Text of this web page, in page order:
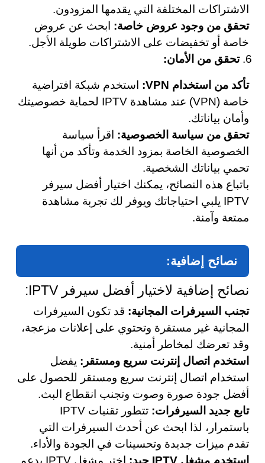
الاشتراكات المختلفة التي يقدمها المزودون.
تحقق من وجود عروض خاصة: ابحث عن عروض
خاصة أو تخفيضات على الاشتراكات طويلة الأجل.
تحقق من الأمان:
تأكد من استخدام VPN:
استخدم شبكة افتراضية
خاصة (VPN) عند مشاهدة IPTV لحماية خصوصيتك
وأمان بياناتك.
تحقق من سياسة الخصوصية: اقرأ سياسة
الخصوصية الخاصة بمزود الخدمة وتأكد من أنها
تحمي بياناتك الشخصية.
باتباع هذه النصائح، يمكنك اختيار أفضل سيرفر
IPTV يلبي احتياجاتك ويوفر لك تجربة مشاهدة
ممتعة وآمنة.
نصائح إضافية:
نصائح إضافية لاختيار أفضل سيرفر IPTV:
تجنب السيرفرات المجانية: قد تكون السيرفرات
المجانية غير مستقرة وتحتوي على إعلانات مزعجة،
وقد تعرضك لمخاطر أمنية.
استخدم اتصال إنترنت سريع ومستقر: يفضل
استخدام اتصال إنترنت سريع ومستقر للحصول على
أفضل جودة صورة وصوت وتجنب انقطاع البث.
تابع جديد السيرفرات:
تتطور تقنيات IPTV
باستمرار، لذا ابحث عن أحدث السيرفرات التي
تقدم ميزات جديدة وتحسينات في الجودة والأداء.
استخدم مشغل IPTV جيد:
اختر مشغل IPTV يدعم